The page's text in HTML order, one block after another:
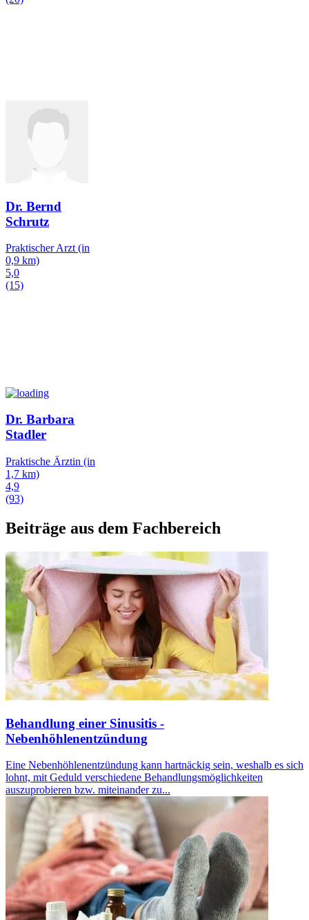
Dr. Bernd
Schrutz
Praktischer Arzt (in
0,9 km)
5,0
(15)
Dr. Barbara
Stadler
Praktische Ärztin (in
1,7 km)
4,9
(93)
Beiträge aus dem Fachbereich
Behandlung einer Sinusitis -
Nebenhöhlenentzündung
Eine Nebenhöhlenentzündung kann hartnäckig sein, weshalb es sich
lohnt, mit Geduld verschiedene Behandlungsmöglichkeiten
auszuprobieren bzw. miteinander zu...